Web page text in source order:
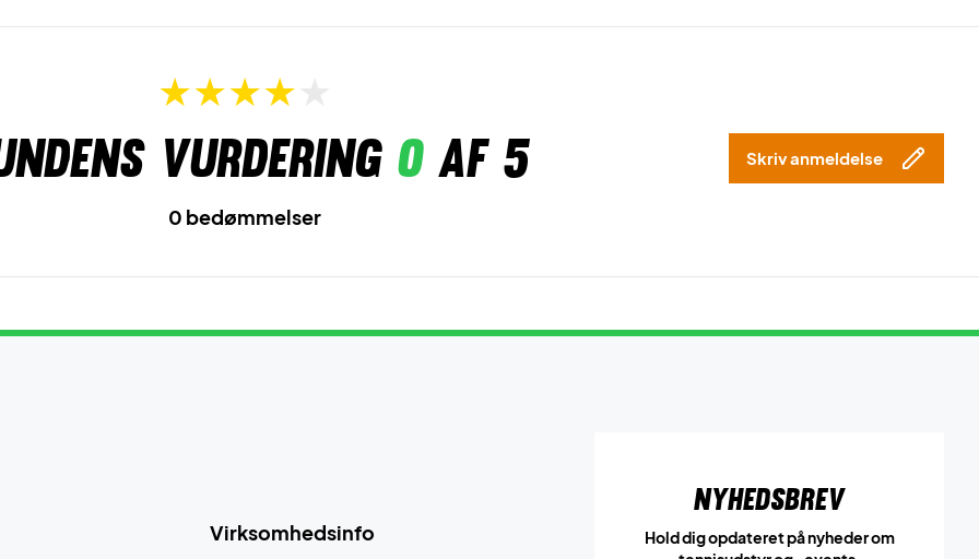
vurdering 0af 5 Skriv anmeldelse
0 bedømmelser
Virksomhedsinfo
Nyhedsbrev
Hold dig opdateret på nyheder om